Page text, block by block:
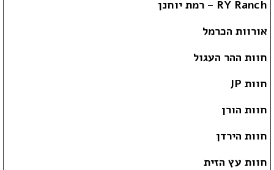
RY Ranch – רמת יוחנן
אורוות הכרמל
חוות ההר העגול
חוות JP
חוות הורן
חוות הירדן
חוות עץ הזית